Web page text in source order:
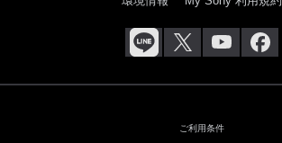
ご利用条件